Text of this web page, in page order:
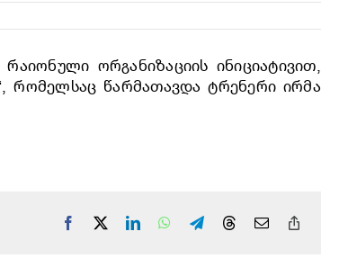
ორგანიზაციის ინიციატივით,
რომელსაც წარმათავდა ტრენერი ირმა
Facebook LinkedInWhatsApp
TelegramThreadsEmail